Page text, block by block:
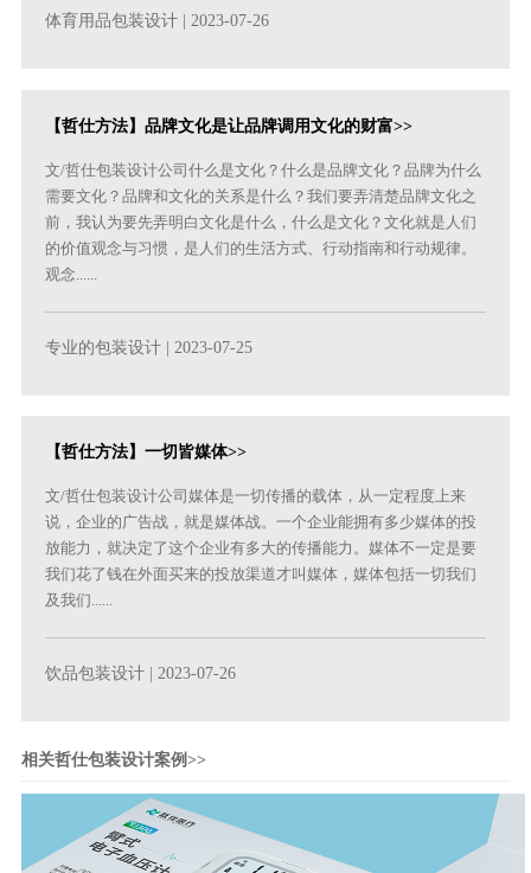
体育用品包装设计 | 2023-07-26
【哲仕方法】品牌文化是让品牌调用文化的财富>>
文/哲仕包装设计公司什么是文化？什么是品牌文化？品牌为什么
需要文化？品牌和文化的关系是什么？我们要弄清楚品牌文化之
前，我认为要先弄明白文化是什么，什么是文化？文化就是人们
的价值观念与习惯，是人们的生活方式、行动指南和行动规律。
观念......
专业的包装设计 | 2023-07-25
【哲仕方法】一切皆媒体>>
文/哲仕包装设计公司媒体是一切传播的载体，从一定程度上来
说，企业的广告战，就是媒体战。一个企业能拥有多少媒体的投
放能力，就决定了这个企业有多大的传播能力。媒体不一定是要
我们花了钱在外面买来的投放渠道才叫媒体，媒体包括一切我们
及我们......
饮品包装设计 | 2023-07-26
相关哲仕包装设计案例>>